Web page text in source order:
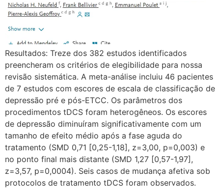
Resultados: Treze dos 382 estudos identificados
preencheram os critérios de elegibilidade para nossa
revisão sistemática. A meta-análise incluiu 46 pacientes
de 7 estudos com escores de escala de classificação de
depressão pré e pós-ETCC. Os parâmetros dos
procedimentos tDCS foram heterogêneos. Os escores
de depressão diminuíram significativamente com um
tamanho de efeito médio após a fase aguda do
tratamento (SMD 0,71 [0,25-1,18], z=3,00, p=0,003) e
no ponto final mais distante (SMD 1,27 [0,57-1,97],
z=3,57, p=0,0004). Seis casos de mudança afetiva sob
protocolos de tratamento tDCS foram observados.